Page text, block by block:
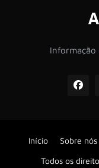
Informação
Todos os
Início Sobre nós